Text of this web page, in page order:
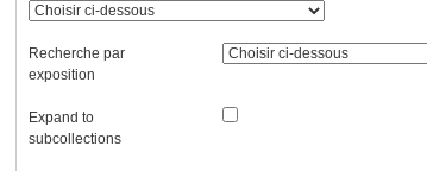
Recherche par
exposition
Expand to
subcollections